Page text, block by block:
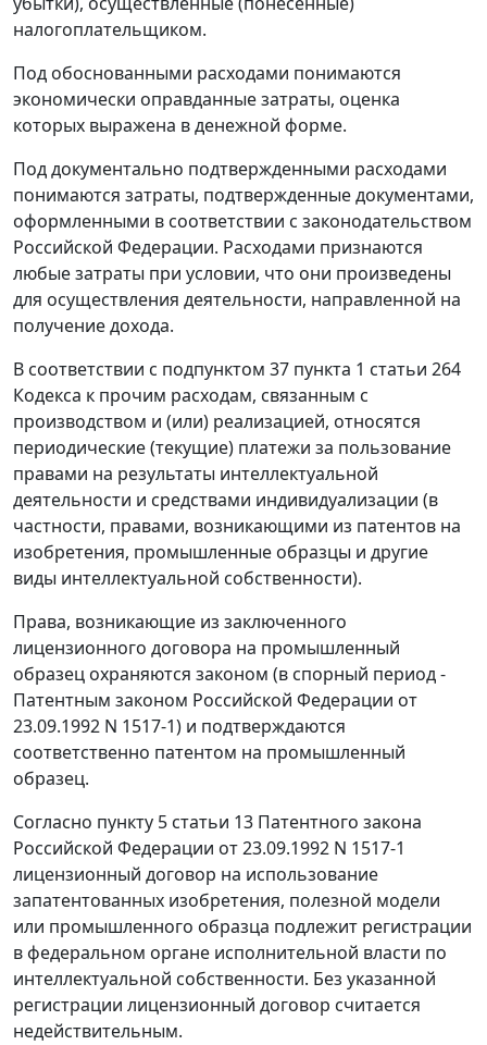
налогоплательщиком.
Под обоснованными расходами понимаются
экономически оправданные затраты, оценка
которых выражена в денежной форме.
Под документально подтвержденными расходами
понимаются затраты, подтвержденные документами,
оформленными в соответствии с законодательством
Российской Федерации. Расходами признаются
любые затраты при условии, что они произведены
для осуществления деятельности, направленной на
получение дохода.
В соответствии с подпунктом 37 пункта 1 статьи 264
Кодекса к прочим расходам, связанным с
производством и (или) реализацией, относятся
периодические (текущие) платежи за пользование
правами на результаты интеллектуальной
деятельности и средствами индивидуализации (в
частности, правами, возникающими из патентов на
изобретения, промышленные образцы и другие
виды интеллектуальной собственности).
Права, возникающие из заключенного
лицензионного договора на промышленный
образец охраняются законом (в спорный период -
Патентным законом Российской Федерации от
23.09.1992 N 1517-1) и подтверждаются
соответственно патентом на промышленный
образец.
Согласно пункту 5 статьи 13 Патентного закона
Российской Федерации от 23.09.1992 N 1517-1
лицензионный договор на использование
запатентованных изобретения, полезной модели
или промышленного образца подлежит регистрации
в федеральном органе исполнительной власти по
интеллектуальной собственности. Без указанной
регистрации лицензионный договор считается
недействительным.